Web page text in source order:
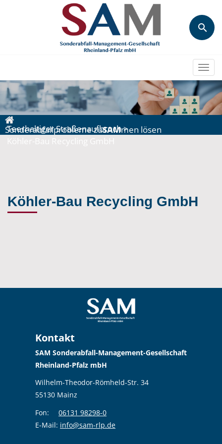
Teerhaltiger Straßenaufbruch>
Sonderabfallprobleme zuSAMmen lösen
Köhler-Bau Recycling GmbH
Kontakt
SAM Sonderabfall-Management-Gesellschaft
Rheinland-Pfalz mbH
Wilhelm-Theodor-Römheld-Str. 34
55130 Mainz
Fon:
06131 98298-0
E-Mail: info@sam-rlp.de